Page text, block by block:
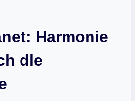
Harmonie
dle